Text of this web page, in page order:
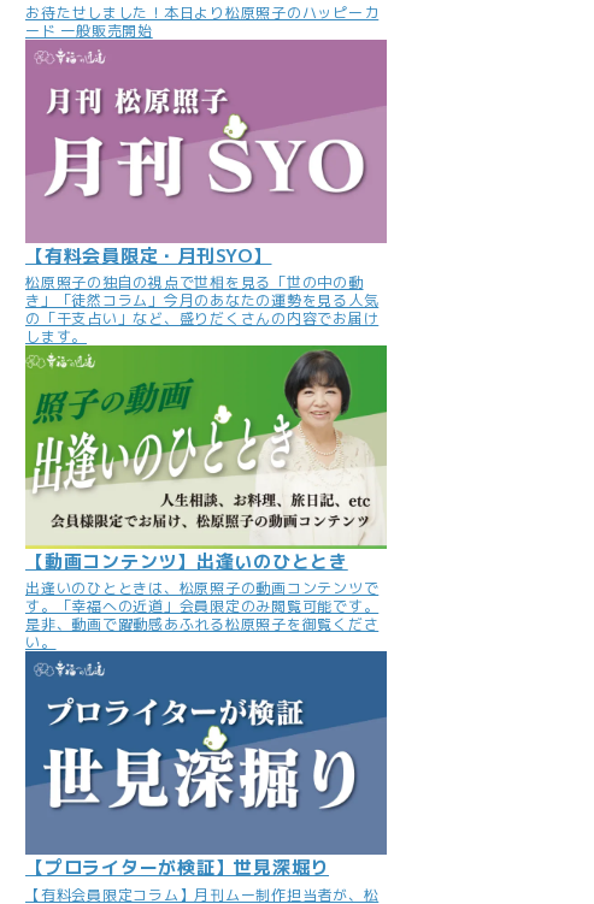
お待たせしました！本日より松原照子のハッピーカ
ード 一般販売開始
【有料会員限定・月刊SYO】
松原照子の独自の視点で世相を見る「世の中の動
き」「徒然コラム」今月のあなたの運勢を見る人気
の「干支占い」など、盛りだくさんの内容でお届け
します。
【動画コンテンツ】出逢いのひととき
出逢いのひとときは、松原照子の動画コンテンツで
す。「幸福への近道」会員限定のみ閲覧可能です。
是非、動画で躍動感あふれる松原照子を御覧くださ
い。
【プロライターが検証】世見深堀り
【有料会員限定コラム】月刊ムー制作担当者が、松